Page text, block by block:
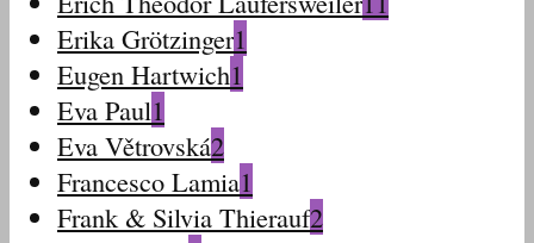
Erika Grötzinger1
Eugen Hartwich1
Eva Paul1
Eva Větrovská2
Francesco Lamia1
Frank & Silvia Thierauf2